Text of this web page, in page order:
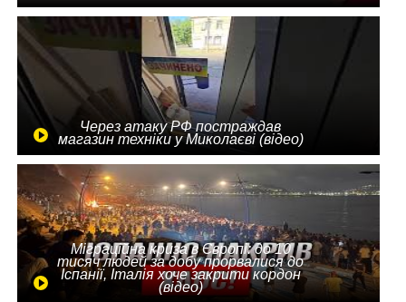
Через атаку РФ постраждав
магазин техніки у Миколаєві (відео)
Міграційна криза в Європі: до 10
тисяч людей за добу прорвалися до
Іспанії, Італія хоче закрити кордон
(відео)